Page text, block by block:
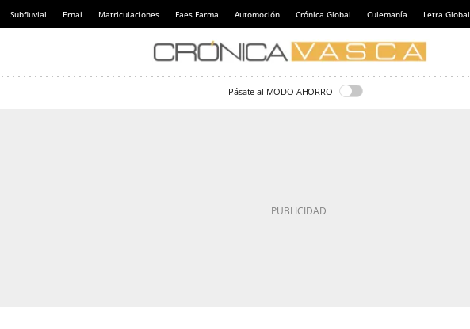
Subfluvial Ernai Matriculaciones Faes Farma Automoción Crónica Global Culemanía Letra Global
Pásate al MODO AHORRO